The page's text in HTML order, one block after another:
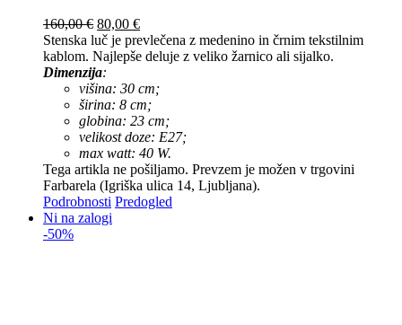
160,00€ 80,00 €
Stenska luč je prevlečena z medenino in črnim tekstilnim
kablom. Najlepše deluje z veliko žarnico ali sijalko.
Dimenzija:
višina: 30 cm;
širina: 8 cm;
globina: 23 cm;
velikost doze: E27;
max watt: 40 W.
Tega artikla ne pošiljamo. Prevzem je možen v trgovini
Farbarela (Igriška ulica 14, Ljubljana).
Podrobnosti Predogled
Ni na zalogi
-50%